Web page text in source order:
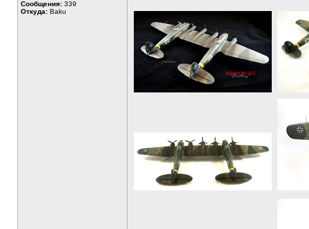
Сообщения: 339
Откуда: Baku